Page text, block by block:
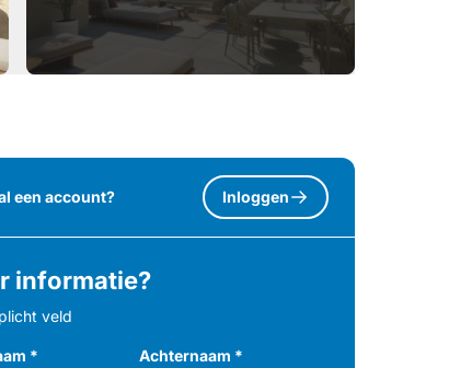
een account? Inloggen
informatie?
veld
* Achternaam *